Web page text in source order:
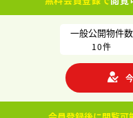
一般公開物件数
10件